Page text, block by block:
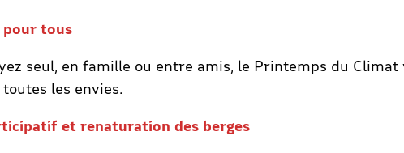
pour tous
seul, en famille ou entre amis, le Printemps du
les envies.
et renaturation des berges